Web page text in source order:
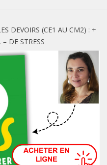
DEVOIRS (CE1 AU CM2) : +
– DE STRESS